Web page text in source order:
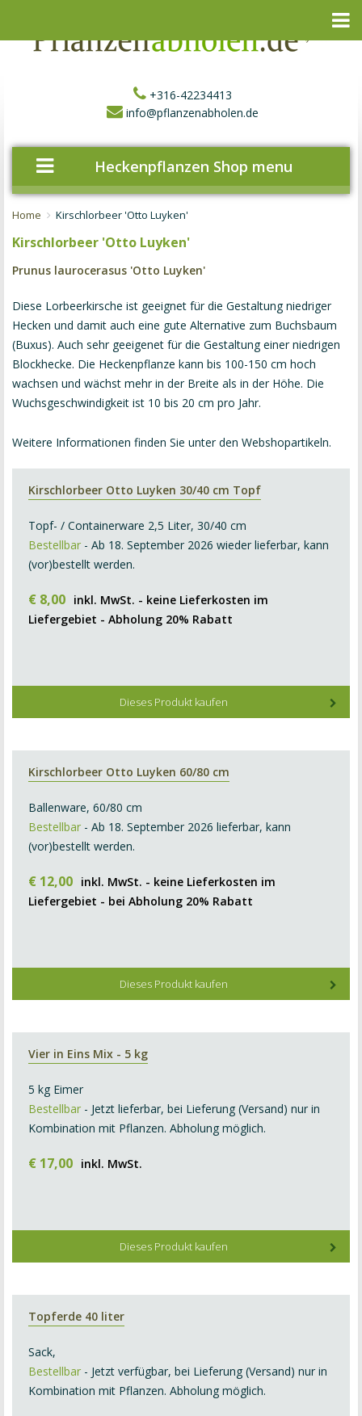
+316-42234413
info@pflanzenabholen.de
Heckenpflanzen Shop menu
Home Kirschlorbeer 'Otto Luyken'
Kirschlorbeer 'Otto Luyken'
Prunus laurocerasus 'Otto Luyken'
Diese Lorbeerkirsche ist geeignet für die Gestaltung niedriger
Hecken und damit auch eine gute Alternative zum Buchsbaum
(Buxus). Auch sehr geeigenet für die Gestaltung einer niedrigen
Blockhecke. Die Heckenpflanze kann bis 100-150 cm hoch
wachsen und wächst mehr in der Breite als in der Höhe. Die
Wuchsgeschwindigkeit ist 10 bis 20 cm pro Jahr.
Weitere Informationen finden Sie unter den Webshopartikeln.
Kirschlorbeer Otto Luyken 30/40 cm Topf
Topf- / Containerware 2,5 Liter, 30/40 cm
Bestellbar - Ab 18. September 2026 wieder lieferbar, kann
(vor)bestellt werden.
€ 8,00 inkl. MwSt. - keine Lieferkosten im
Liefergebiet - Abholung 20% Rabatt
Dieses Produkt kaufen
Kirschlorbeer Otto Luyken 60/80 cm
Ballenware, 60/80 cm
Bestellbar - Ab 18. September 2026 lieferbar, kann
(vor)bestellt werden.
€ 12,00 inkl. MwSt. - keine Lieferkosten im
Liefergebiet - bei Abholung 20% Rabatt
Dieses Produkt kaufen
Vier in Eins Mix - 5 kg
5 kg Eimer
Bestellbar - Jetzt lieferbar, bei Lieferung (Versand) nur in
Kombination mit Pflanzen. Abholung möglich.
€ 17,00 inkl. MwSt.
Dieses Produkt kaufen
Topferde 40 liter
Sack,
Bestellbar - Jetzt verfügbar, bei Lieferung (Versand) nur in
Kombination mit Pflanzen. Abholung möglich.